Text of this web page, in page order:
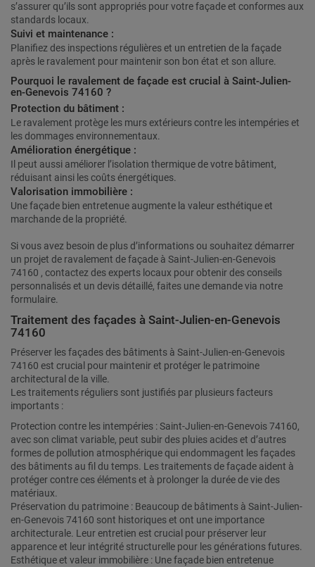
s’assurer qu’ils sont appropriés pour votre façade et conformes aux
standards locaux.
Suivi et maintenance :
Planifiez des inspections régulières et un entretien de la façade
après le ravalement pour maintenir son bon état et son allure.
Pourquoi le ravalement de façade est crucial à Saint-Julien-
en-Genevois 74160 ?
Protection du bâtiment :
Le ravalement protège les murs extérieurs contre les intempéries et
les dommages environnementaux.
Amélioration énergétique :
Il peut aussi améliorer l’isolation thermique de votre bâtiment,
réduisant ainsi les coûts énergétiques.
Valorisation immobilière :
Une façade bien entretenue augmente la valeur esthétique et
marchande de la propriété.
Si vous avez besoin de plus d’informations ou souhaitez démarrer
un projet de ravalement de façade à Saint-Julien-en-Genevois
74160 , contactez des experts locaux pour obtenir des conseils
personnalisés et un devis détaillé, faites une demande via notre
formulaire.
Traitement des façades à Saint-Julien-en-Genevois
74160
Préserver les façades des bâtiments à Saint-Julien-en-Genevois
74160 est crucial pour maintenir et protéger le patrimoine
architectural de la ville.
Les traitements réguliers sont justifiés par plusieurs facteurs
importants :
Protection contre les intempéries : Saint-Julien-en-Genevois 74160,
avec son climat variable, peut subir des pluies acides et d’autres
formes de pollution atmosphérique qui endommagent les façades
des bâtiments au fil du temps. Les traitements de façade aident à
protéger contre ces éléments et à prolonger la durée de vie des
matériaux.
Préservation du patrimoine : Beaucoup de bâtiments à Saint-Julien-
en-Genevois 74160 sont historiques et ont une importance
architecturale. Leur entretien est crucial pour préserver leur
apparence et leur intégrité structurelle pour les générations futures.
Esthétique et valeur immobilière : Une façade bien entretenue